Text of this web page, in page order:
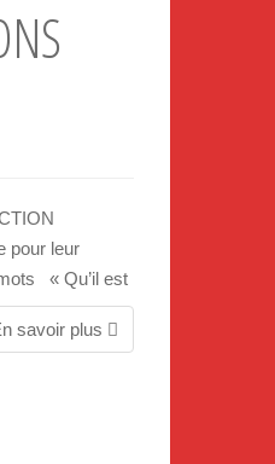
pour leur
« Qu’il est
savoir plus